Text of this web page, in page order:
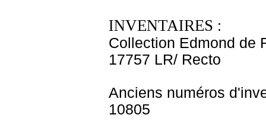
INVENTAIRES :
Collection Edmond de
17757 LR/ Recto
Anciens numéros
10805